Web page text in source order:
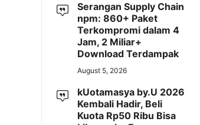
Serangan Supply Chain
npm: 860+ Paket
Terkompromi dalam 4
Jam, 2 Miliar+
Download Terdampak
August 5, 2026
kUotamasya by.U 2026
Kembali Hadir, Beli
Kuota Rp50 Ribu Bisa